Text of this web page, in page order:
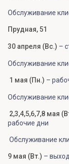
Обслуживание
Прудная, 51
30 апреля (Вс.) –
Обслуживание
1 мая (Пн.) –
Обслуживание
2,3,4,5,6,7,8 мая
рабочие дни
Обслуживание
9 мая (Вт.) –